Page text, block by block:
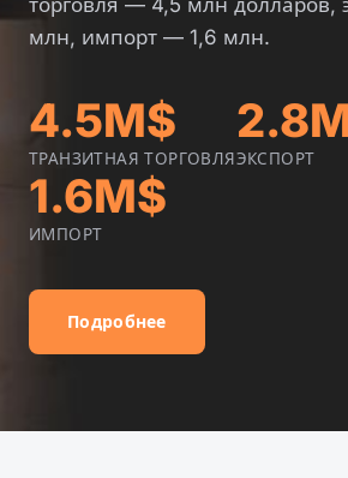
млн, импорт — 1,6 млн.
4.5M$
ТРАНЗИТНАЯ ТОРГОВЛЯЭКСПОРТ
1.6M$
ИМПОРТ
Подробнее